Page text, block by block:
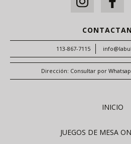
113-867-7115
Dirección: Consultar por
INICIO
JUEGOS DE MESA